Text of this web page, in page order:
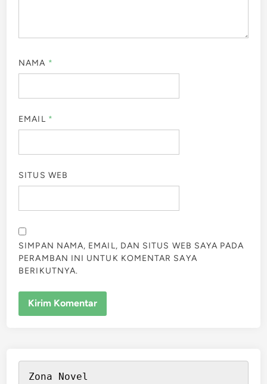
NAMA *
EMAIL *
SITUS WEB
SIMPAN NAMA, EMAIL, DAN SITUS WEB SAYA PADA
PERAMBAN INI UNTUK KOMENTAR SAYA
BERIKUTNYA.
Zona Novel